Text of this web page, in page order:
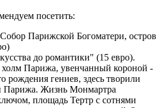
посетить:
Парижской Богоматери, остров
до романтики" (15 евро).
Парижа, увенчанный короной -
рождения гениев, здесь творили
Жизнь Монмартра
площадь Тертр с сотнями